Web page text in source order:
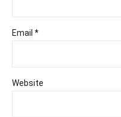
Email *
Website